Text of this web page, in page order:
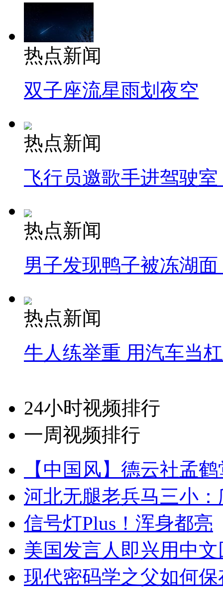
热点新闻
双子座流星雨划夜空
热点新闻
飞行员邀歌手进驾驶
热点新闻
男子发现鸭子被冻湖
热点新闻
牛人练举重 用汽车当
24小时视频排行
一周视频排行
【中国风】德云社孟
河北无腿老兵马三小
信号灯Plus！浑身都亮
美国发言人即兴用中
现代密码学之父如何